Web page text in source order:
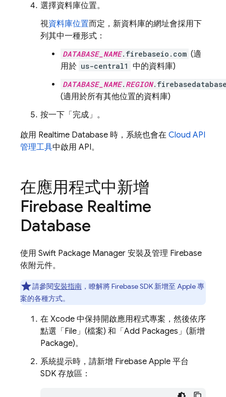
選擇資料庫位置。
視資料庫位置而定，新資料庫的網址會採用下
列其中一種形式：
DATABASE_NAME.firebaseio.com (適
用於 us-central1 中的資料庫)
DATABASE_NAME. REGION
(適用於所有其他位置的資料庫)
按一下「完成」 。
啟用 Realtime Database 時，系統也會在 Cloud API
管理工具中啟用 API。
在應用程式中新增
Firebase Realtime
Database
使用 Swift Package Manager 安裝及管理 Firebase
依附元件。
請參閱安裝指南 ，瞭解將 Firebase SDK 新增至 Apple 專
案的各種方式。
在 Xcode 中保持開啟應用程式專案，然後依序
點選「File」(檔案) 和「Add Packages」(新增
Package)。
系統提示時，請新增 Firebase Apple 平台
SDK 存放區：